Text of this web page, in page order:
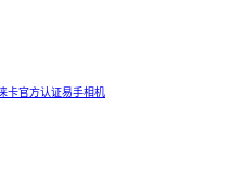
卡官方认证易手相机